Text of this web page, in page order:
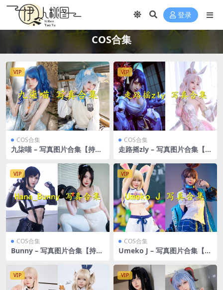
登录
COS合集
VIP
COS合集
九柒喵 – 写真图片合集【持续
VIP
COS合集
走路摇zly – 写真图片合集【持
VIP
COS合集
Bunny – 写真图片合集【持续
VIP
COS合集
Umeko J – 写真图片合集【持
VIP VIP